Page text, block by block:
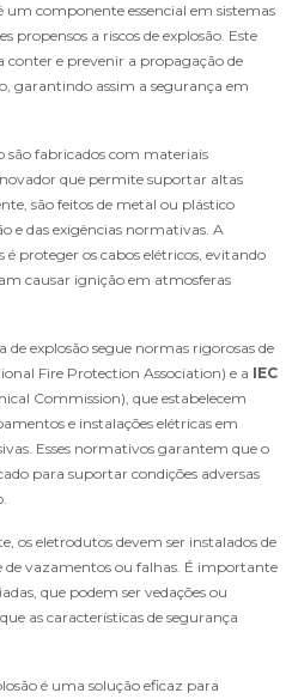
um componente essencial em sistemas
propensos a riscos de explosão. Este
e prevenir a propagação de
garantindo assim a segurança em
são fabricados com materiais
que permite suportar altas
são feitos de metal ou plástico
e das exigências normativas. A
proteger os cabos elétricos, evitando
causar ignição em atmosferas
explosão segue normas rigorosas de
Fire Protection Association) e a IEC
Commission), que estabelecem
e instalações elétricas em
Esses normativos garantem que o
para suportar condições adversas
os eletrodutos devem ser instalados de
vazamentos ou falhas. É importante
que podem ser vedações ou
as características de segurança
é uma solução eficaz para